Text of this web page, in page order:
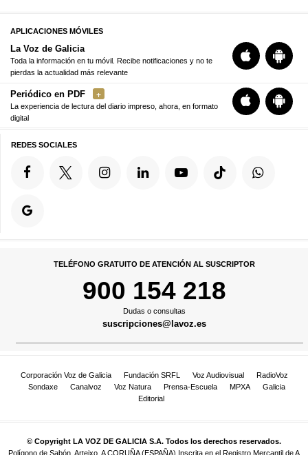
APLICACIONES MÓVILES
La Voz de Galicia
Toda la información en tu móvil. Recibe notificaciones y no te
pierdas la actualidad más relevante
Periódico en PDF
La experiencia de lectura del diario impreso, ahora, en formato
digital
REDES SOCIALES
TELÉFONO GRATUITO DE ATENCIÓN AL SUSCRIPTOR
900 154 218
Dudas o consultas
suscripciones@lavoz.es
Corporación Voz de Galicia Fundación SRFL Voz Audiovisual
RadioVoz
Sondaxe
Canalvoz Voz Natura Prensa-Escuela MPXA
Galicia
Editorial
© Copyright LA VOZ DE GALICIA S.A. Todos los derechos reservados.
Polígono de Sabón, Arteixo, A CORUÑA (ESPAÑA) Inscrita en el Registro Mercantil de A